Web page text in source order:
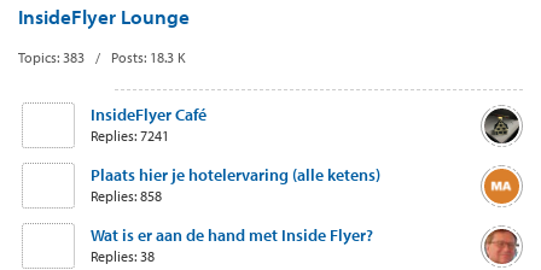
InsideFlyer Lounge
Topics: 383 / Posts: 18.3 K
InsideFlyer Café
Replies: 7241
Plaats hier je hotelervaring (alle ketens)
Replies: 858
Wat is er aan de hand met Inside Flyer?
Replies: 38